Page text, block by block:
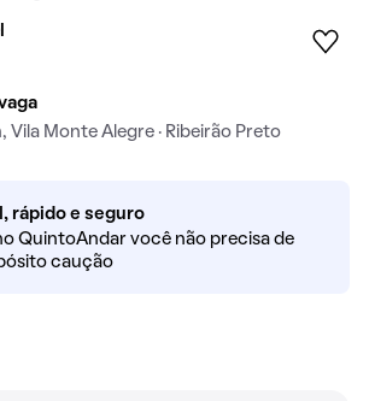
Vila Monte Alegre · Ribeirão Preto
rápido e seguro
QuintoAndar você não precisa de
caução